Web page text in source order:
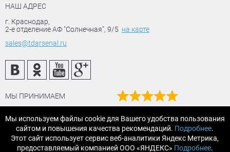
НАШ АДРЕС
г. Краснодар,
2-е отделение АФ "Солнечная", 9/5 на карте
sales@tdarsenal.ru
МЫ ПРИНИМАЕМ
на Яндекс маркет
Читайте отзывы
Мы используем файлы cookie для Вашего удобства пользования
сайтом и повышения качества рекомендаций. Подробнее.
Этот сайт использует сервис веб-аналитики Яндекс Метрика,
предоставляемый компанией ООО «ЯНДЕКС» Подробнее.